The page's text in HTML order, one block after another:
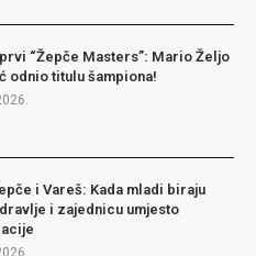
“Žepče Masters”: Mario Željo
odnio titulu šampiona!
i Vareš: Kada mladi biraju
i zajednicu umjesto